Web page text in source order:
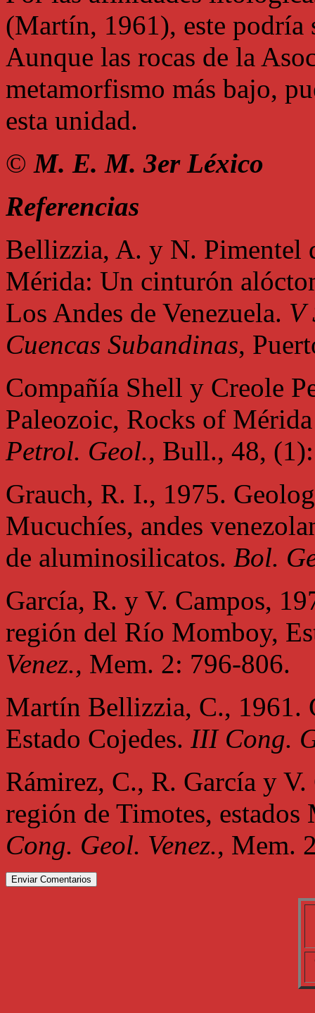
(Martín, 1961), este podría
Aunque las rocas de la
metamorfismo más bajo,
esta unidad.
©M. E. M. 3er Léxico
Referencias
Bellizzia, A. y N. Pimentel
Mérida: Un cinturón
Los Andes de Venezuela. V
Cuencas Subandinas,
Compañía Shell y Creole
Paleozoic, Rocks of
Petrol. Geol., Bull., 48,
Grauch, R. I., 1975.
Mucuchíes, andes
de aluminosilicatos. Bol.
García, R. y V. Campos,
región del Río Momboy,
Venez., Mem. 2: 796-806.
Martín Bellizzia, C., 1961.
Estado Cojedes. III Cong.
Rámirez, C., R. García y
región de Timotes,
Cong. Geol. Venez., Mem.